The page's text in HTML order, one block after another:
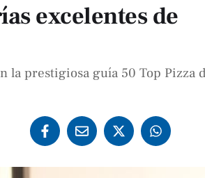
excelentes de
prestigiosa guía 50 Top Pizza